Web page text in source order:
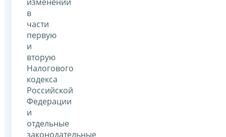
в
части
первую
и
вторую
Налогового
кодекса
Российской
Федерации
и
отдельные
законодательные